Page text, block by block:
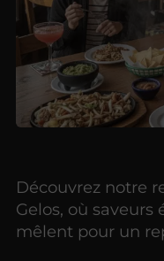
Découvrez notre
Gelos, où saveurs
mêlent pour un